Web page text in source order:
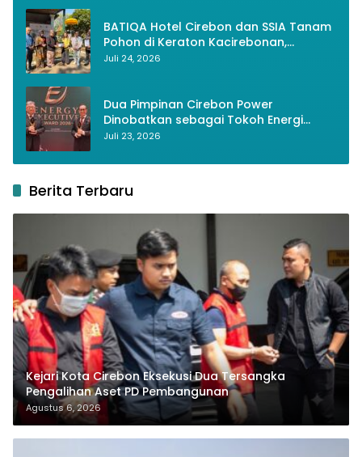
BATIQA Hotel Cirebon dan SSIA Tanam
Pohon di Keraton Kacirebonan,
Lestarikan Budaya dan Lingkungan
Juli 24, 2026
Dua Pimpinan Cirebon Power
Dinobatkan sebagai Tokoh Energi
Berkelanjutan 2026
Juli 23, 2026
Berita Terbaru
Kejari Kota Cirebon Eksekusi Dua Tersangka
Pengalihan Aset PD Pembangunan
Agustus 6, 2026